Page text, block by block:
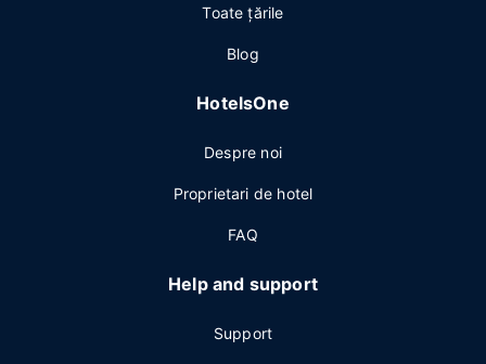
Toate ţările
Blog
HotelsOne
Despre noi
Proprietari de hotel
FAQ
Help and support
Support